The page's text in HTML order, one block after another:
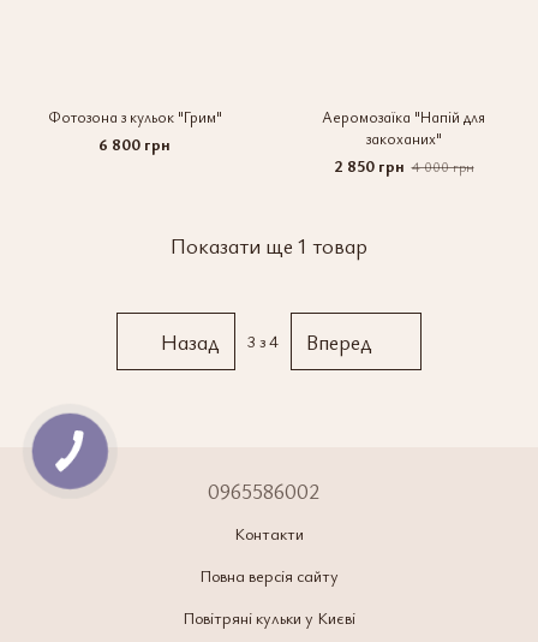
Фотозона з кульок "Грим"
6 800 грн
Аеромозаїка "Напій для
закоханих"
2 850 грн 4 000 грн
Показати ще 1 товар
Назад 3 з 4 Вперед
0965586002
Контакти
Повна версія сайту
Повітряні кульки у Києві